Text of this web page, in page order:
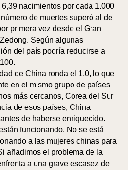
nacimientos por cada 1.000
de muertes superó al de
primera vez desde el Gran
Según algunas
del país podría reducirse a
de China ronda el 1,0, lo que
en el mismo grupo de países
más cercanos, Corea del Sur
de esos países, China
de haberse enriquecido.
funcionando. No se está
a las mujeres chinas para
añadimos el problema de la
a una grave escasez de